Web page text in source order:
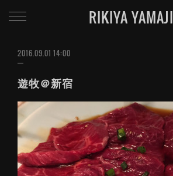
RIKIYA YAMAJI
2016.09.01 14:00
遊牧＠新宿